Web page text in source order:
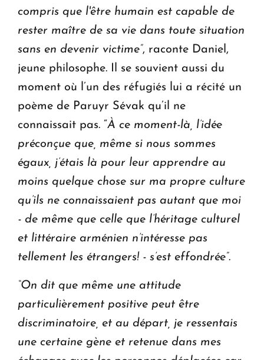
compris que l'être humain est capable de
rester maître de sa vie dans toute situation
sans en devenir victime”, raconte Daniel,
jeune philosophe. Il se souvient aussi du
moment où l’un des réfugiés lui a récité un
poème de Paruyr Sévak qu’il ne
connaissait pas. “À ce moment-là, l’idée
préconçue que, même si nous sommes
égaux, j’étais là pour leur apprendre au
moins quelque chose sur ma propre culture
qu’ils ne connaissaient pas autant que moi
- de même que celle que l’héritage culturel
et littéraire arménien n’intéresse pas
tellement les étrangers! - s’est effondrée”.
“On dit que même une attitude
particulièrement positive peut être
discriminatoire, et au départ, je ressentais
une certaine gène et retenue dans mes